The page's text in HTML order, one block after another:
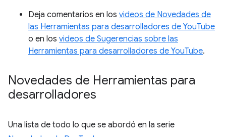
Deja comentarios en los videos de Novedades de
las Herramientas para desarrolladores de YouTube
o en los videos de Sugerencias sobre las
Herramientas para desarrolladores de YouTube.
Novedades de Herramientas para
desarrolladores
Una lista de todo lo que se abordó en la serie